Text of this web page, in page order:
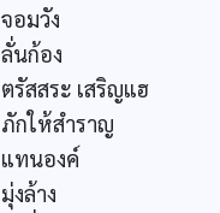
จอมวัง
ลั่นก้อง
ตรัสสระ เสริญแฮ
ภักให้สำราญ
แทนองค์
มุ่งล้าง